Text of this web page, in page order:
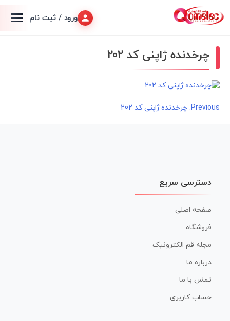
ورود / ثبت نام
چرخدنده ژاپنی کد 202
راهبری
Previous: چرخدنده ژاپنی کد 202
دسترسی سریع
صفحه اصلی
فروشگاه
مجله قم الکترونیک
درباره ما
تماس با ما
حساب کاربری